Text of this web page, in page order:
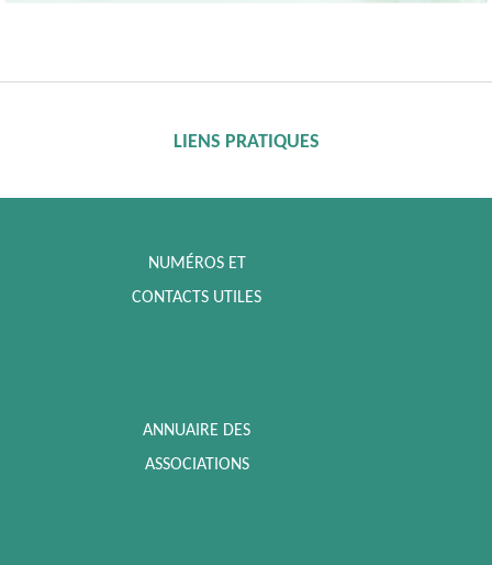
LIENS PRATIQUES
NUMÉROS ET
CONTACTS UTILES
ANNUAIRE DES
ASSOCIATIONS